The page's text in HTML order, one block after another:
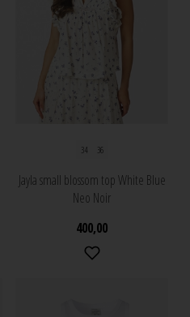
34 36
Jayla small blossom top White Blue
Neo Noir
400,00